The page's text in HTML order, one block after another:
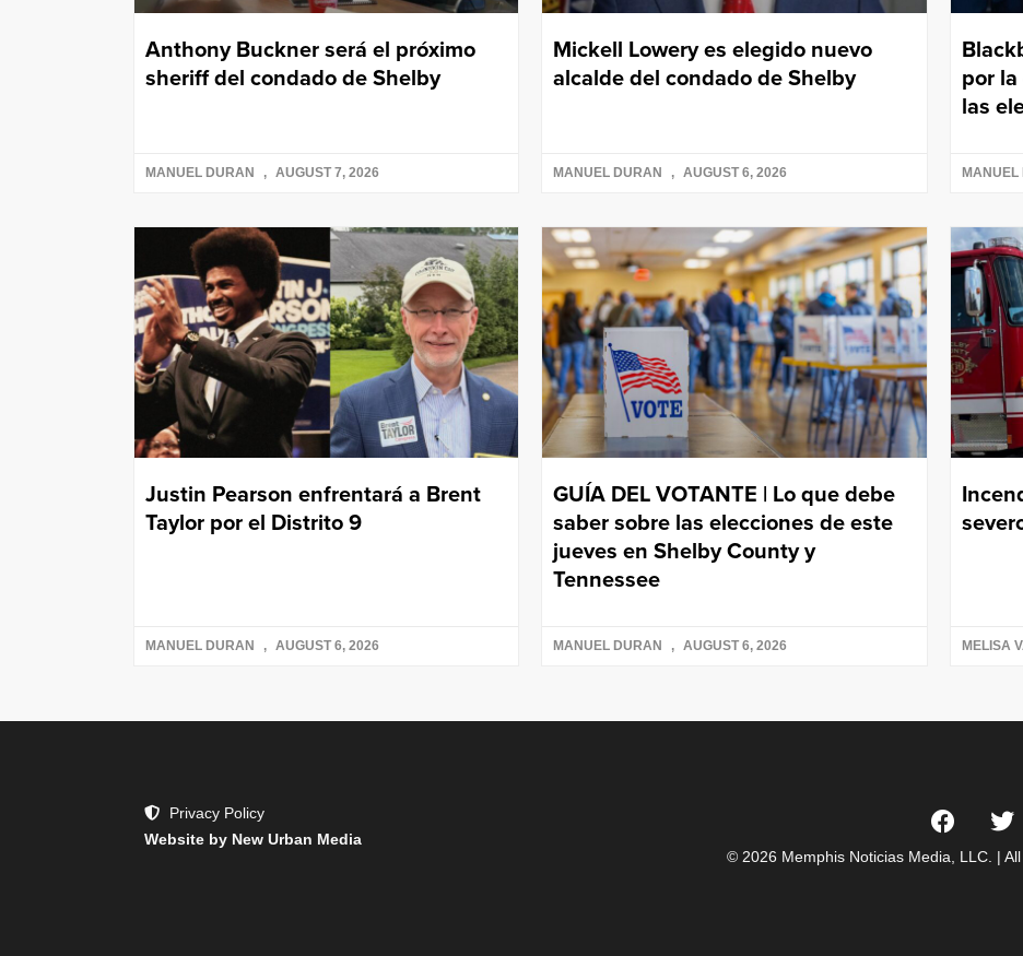
Anthony Buckner será el próximo
sheriff del condado de Shelby
MANUEL DURAN AUGUST 7, 2026
Mickell Lowery es elegido nuevo
alcalde del condado de Shelby
MANUEL DURAN AUGUST 6, 2026
por
las
MANUEL
Justin Pearson enfrentará a Brent
Taylor por el Distrito 9
MANUEL DURAN AUGUST 6, 2026
GUÍA DEL VOTANTE | Lo que debe
saber sobre las elecciones de este
jueves en Shelby County y
Tennessee
MANUEL DURAN AUGUST 6, 2026 MELISA
Privacy Policy
Website by New Urban Media
© 2026 Memphis Noticias Media, LLC. |